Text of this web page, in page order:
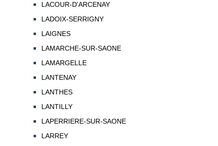
LACOUR-D'ARCENAY
LADOIX-SERRIGNY
LAIGNES
LAMARCHE-SUR-SAONE
LAMARGELLE
LANTENAY
LANTHES
LANTILLY
LAPERRIERE-SUR-SAONE
LARREY